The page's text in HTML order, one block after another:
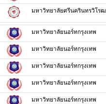
มหาวิทยาลัยศรีนครินทรวิโรฒ
มหาวิทยาลัยนอร์ทกรุงเทพ
มหาวิทยาลัยนอร์ทกรุงเทพ
มหาวิทยาลัยนอร์ทกรุงเทพ
มหาวิทยาลัยนอร์ทกรุงเทพ
มหาวิทยาลัยนอร์ทกรุงเทพ